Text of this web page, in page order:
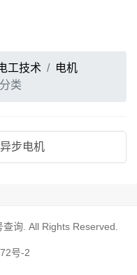
工技术
电机
类
步电机
查询 . All Rights Reserved.
号-2